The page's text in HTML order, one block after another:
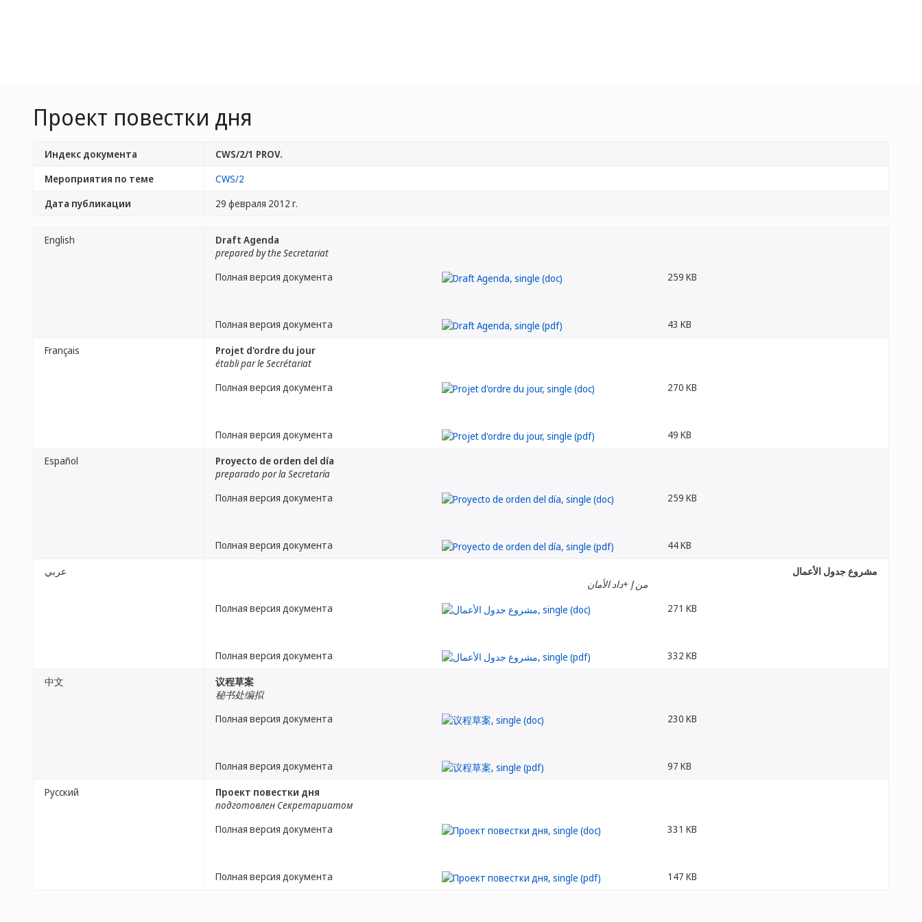
Проект повестки дня
Индекс документа
CWS/2/1 PROV.
Мероприятия по теме
CWS/2
Дата публикации
29 февраля 2012 г.
English
Draft Agenda
prepared by the Secretariat
Полная версия документа
259 KB
Полная версия документа 43 KB
Français
Projet d'ordre du jour
établi par le Secrétariat
Полная версия документа
270 KB
Полная версия документа 49 KB
Español
Proyecto de orden del día
preparado por la Secretaría
Полная версия документа
259 KB
Полная версия документа 44 KB
عربي
مشروع جدول الأعمال
من إ +داد الأمان
Полная версия документа
271 KB
Полная версия документа 332 KB
中文
议程草案
秘书处编拟
Полная версия документа
230 KB
Полная версия документа 97 KB
Русский
Проект повестки дня
подготовлен Секретариатом
Полная версия документа
331 KB
Полная версия документа 147 KB